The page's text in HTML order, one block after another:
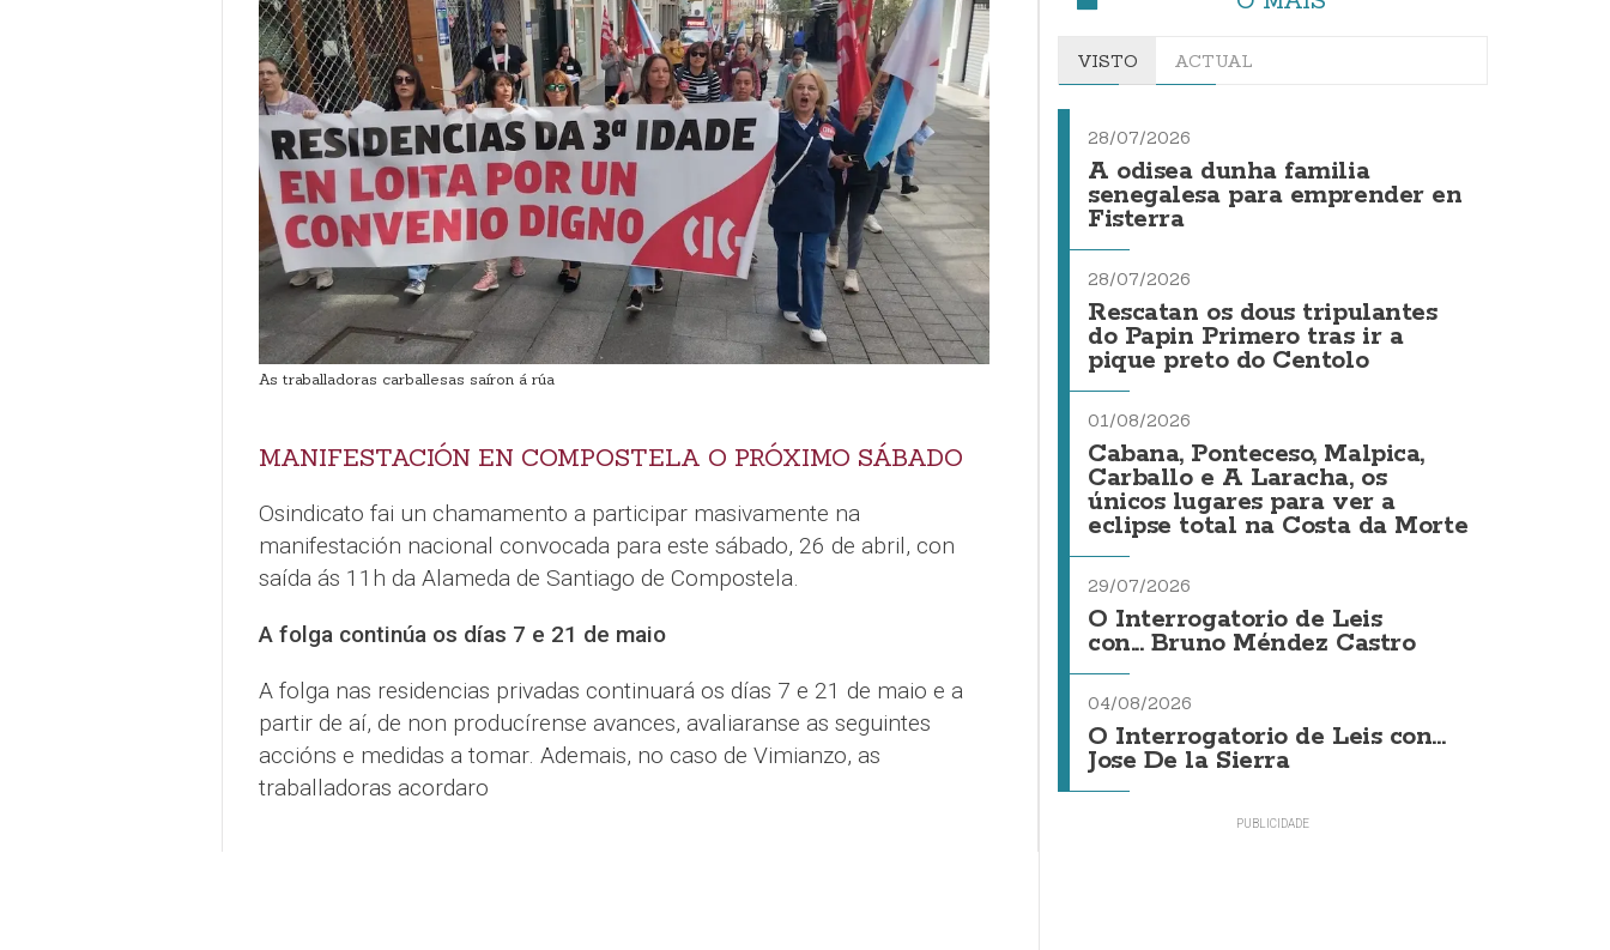
As traballadoras carballesas saíron á rúa
MANIFESTACIÓN EN COMPOSTELA O PRÓXIMO SÁBADO
Osindicato fai un chamamento a participar masivamente na
manifestación nacional convocada para este sábado, 26 de abril, con
saída ás 11h da Alameda de Santiago de Compostela.
A folga continúa os días 7 e 21 de maio
A folga nas residencias privadas continuará os días 7 e 21 de maio e a
partir de aí, de non producírense avances, avaliaranse as seguintes
accións e medidas a tomar. Ademais, no caso de Vimianzo, as
traballadoras acordaro
VISTO ACTUAL
28/07/2026
A odisea dunha familia
senegalesa para emprender en
Fisterra
28/07/2026
Rescatan os dous tripulantes
do Papin Primero tras ir a
pique preto do Centolo
01/08/2026
Cabana, Ponteceso, Malpica,
Carballo e A Laracha, os
únicos lugares para ver a
eclipse total na Costa da Morte
29/07/2026
O Interrogatorio de Leis
con... Bruno Méndez Castro
04/08/2026
O Interrogatorio de Leis con...
Jose De la Sierra